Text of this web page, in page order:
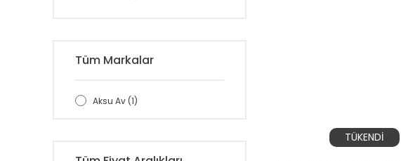
Tüm Markalar
Aksu Av (1)
TÜKENDİ